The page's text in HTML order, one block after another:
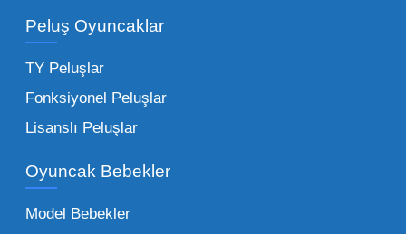
adetli stok yapmanıza olanak tanır. Özellikle
sürpriz paketler ve figürler, çocukların
harçlıklarıyla kolayca alabildiği ürünlerdir.
Çocuk Oyuncakları Toptan Seçenekleri:
Bebeklik döneminden ergenliğe kadar geniş
toptan tedariği yaparken, piyasadaki en son
figürlerden geleneksel oyun setlerine kadar
Peluş Oyuncaklar
TY Peluşlar
Fonksiyonel Peluşlar
Lisanslı Peluşlar
Oyuncak Bebekler
Model Bebekler